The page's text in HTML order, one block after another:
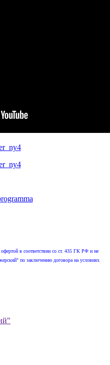
в соответствии со ст. 435 ГК РФ и не
по заключению договора на условиях